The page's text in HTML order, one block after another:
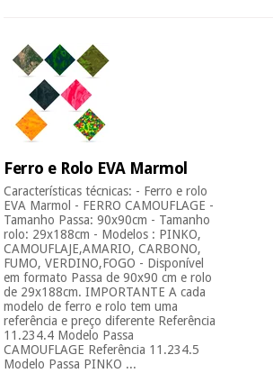
Ferro e Rolo EVA Marmol
Características técnicas: - Ferro e rolo
EVA Marmol - FERRO CAMOUFLAGE -
Tamanho Passa: 90x90cm - Tamanho
rolo: 29x188cm - Modelos : PINKO,
CAMOUFLAJE,AMARIO, CARBONO,
FUMO, VERDINO,FOGO - Disponível
em formato Passa de 90x90 cm e rolo
de 29x188cm. IMPORTANTE A cada
modelo de ferro e rolo tem uma
referência e preço diferente Referência
11.234.4 Modelo Passa
CAMOUFLAGE Referência 11.234.5
Modelo Passa PINKO ...